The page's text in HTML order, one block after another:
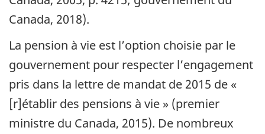
Canada, 2018).
La pension à vie est l’option choisie par le
gouvernement pour respecter l’engagement
pris dans la lettre de mandat de 2015 de «
[r]établir des pensions à vie » (premier
ministre du Canada, 2015). De nombreux